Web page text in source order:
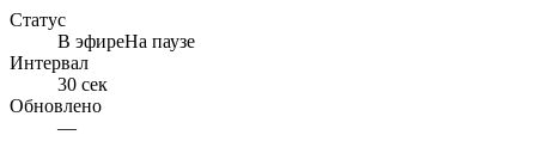
Статус
В эфиреНа паузе
Интервал
30 сек
Обновлено
—